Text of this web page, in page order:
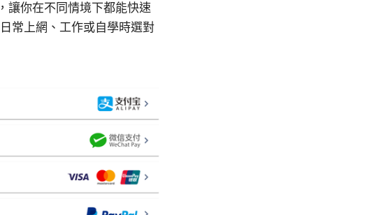
讓你在不同情境下都能快速
常上網、工作或自學時選對